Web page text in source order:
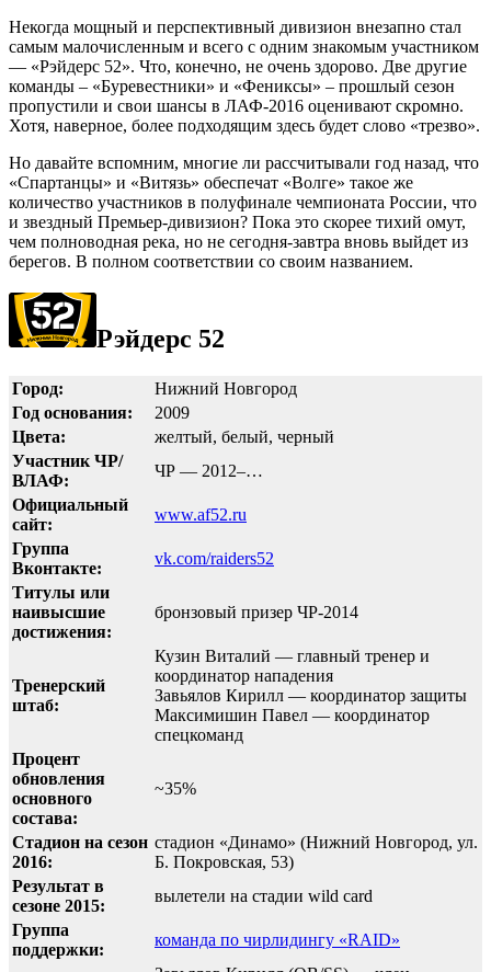
Некогда мощный и перспективный дивизион внезапно стал
самым малочисленным и всего с одним знакомым участником
— «Рэйдерс 52». Что, конечно, не очень здорово. Две другие
команды – «Буревестники» и «Фениксы» – прошлый сезон
пропустили и свои шансы в ЛАФ-2016 оценивают скромно.
Хотя, наверное, более подходящим здесь будет слово «трезво».
Но давайте вспомним, многие ли рассчитывали год назад, что
«Спартанцы» и «Витязь» обеспечат «Волге» такое же
количество участников в полуфинале чемпионата России, что
и звездный Премьер-дивизион? Пока это скорее тихий омут,
чем полноводная река, но не сегодня-завтра вновь выйдет из
берегов. В полном соответствии со своим названием.
Рэйдерс 52
Город:
Нижний Новгород
Год основания:
2009
Цвета:
желтый, белый, черный
Участник ЧР/
ВЛАФ:
ЧР — 2012–…
Официальный
сайт:
www.af52.ru
Группа
Вконтакте:
vk.com/raiders52
Титулы или
наивысшие
достижения:
бронзовый призер ЧР-2014
Тренерский
штаб:
Кузин Виталий — главный тренер и
координатор нападения
Завьялов Кирилл — координатор защиты
Максимишин Павел — координатор
спецкоманд
Процент
обновления
основного
состава:
~35%
Стадион на сезон
2016:
стадион «Динамо» (Нижний Новгород, ул.
Б. Покровская, 53)
Результат в
сезоне 2015:
вылетели на стадии wild card
Группа
поддержки:
команда по чирлидингу «RAID»